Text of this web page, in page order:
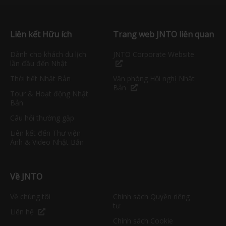
Liên kết Hữu ích Trang web JNTO liên quan
Về JNTO